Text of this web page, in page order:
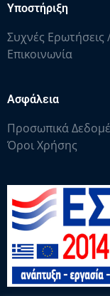
Υποστήριξη
Συχνές Ερωτήσεις
Επικοινωνία
Ασφάλεια
Προσωπικά
Όροι Χρήσης